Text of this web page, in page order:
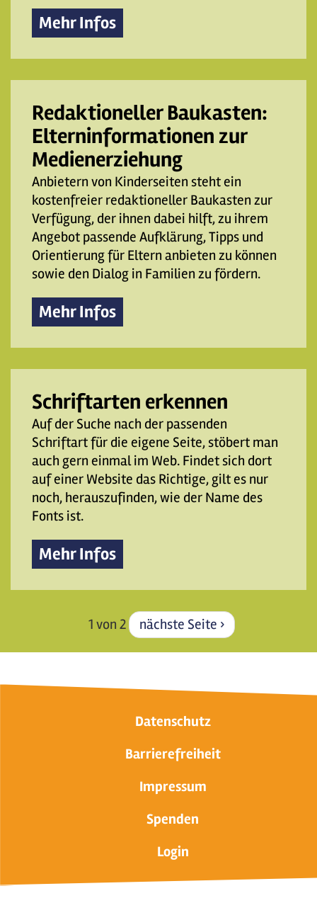
Mehr Infos
Redaktioneller Baukasten:
Elterninformationen zur
Medienerziehung
Anbietern von Kinderseiten steht ein
kostenfreier redaktioneller Baukasten zur
Verfügung, der ihnen dabei hilft, zu ihrem
Angebot passende Aufklärung, Tipps und
Orientierung für Eltern anbieten zu können
sowie den Dialog in Familien zu fördern.
Mehr Infos
Schriftarten erkennen
Auf der Suche nach der passenden
Schriftart für die eigene Seite, stöbert man
auch gern einmal im Web. Findet sich dort
auf einer Website das Richtige, gilt es nur
noch, herauszufinden, wie der Name des
Fonts ist.
Mehr Infos
1 von 2 nächste Seite ›
Datenschutz
Barrierefreiheit
Impressum
Spenden
Login